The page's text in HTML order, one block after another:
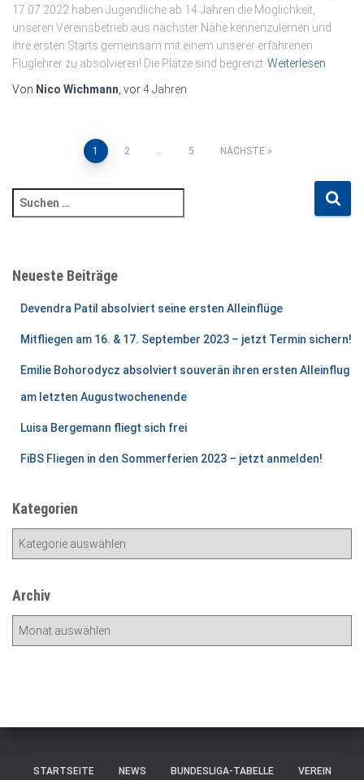
17.07.2022 haben Jugendliche ab 14 Jahren die Möglichkeit,
unseren Vereinsbetrieb aus nächster Nähe kennenzulernen und
ihre ersten Starts gemeinsam mit einem unserer erfahrenen
Fluglehrer zu absolvieren! Die Plätze sind begrenzt Weiterlesen
Von Nico Wichmann, vor4 Jahren
Seitennummerierung
der
1 2 … 5 NÄCHSTE
u
eNeueste Beiträge
Devendra Patil absolviert seine ersten Alleinflüge
Mitfliegen am 16. & 17. September 2023 – jetzt Termin sichern!
Emilie Bohorodycz absolviert souverän ihren ersten Alleinflug
am letzten Augustwochenende
Luisa Bergemann fliegt sich frei
FiBS Fliegen in den Sommerferien 2023 – jetzt anmelden!
Kategorien
e
r
Archiv
STARTSEITE NEWS BUNDESLIGA-TABELLE VEREIN